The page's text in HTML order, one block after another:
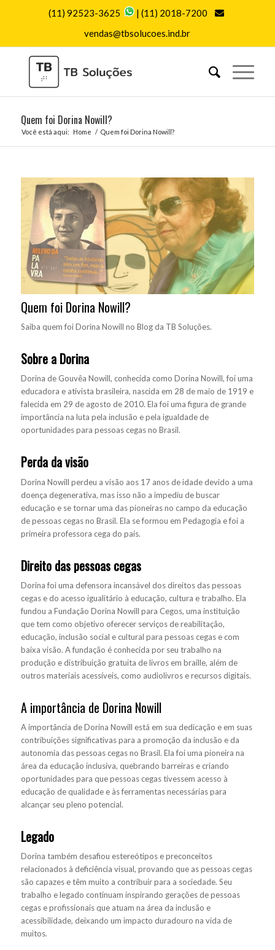
(11) 92523-3625 |(11) 2018-7200
vendas@tbsolucoes.ind.br
Quem foi Dorina Nowill?
Você está aqui: Home / Quem foi Dorina Nowill?
Quem foi Dorina Nowill?
Saiba quem foi Dorina Nowill no Blog da TB Soluções.
Sobre a Dorina
Dorina de Gouvêa Nowill, conhecida como Dorina Nowill, foi uma
educadora e ativista brasileira, nascida em 28 de maio de 1919 e
falecida em 29 de agosto de 2010. Ela foi uma figura de grande
importância na luta pela inclusão e pela igualdade de
oportunidades para pessoas cegas no Brasil.
Perda da visão
Dorina Nowill perdeu a visão aos 17 anos de idade devido a uma
doença degenerativa, mas isso não a impediu de buscar
educação e se tornar uma das pioneiras no campo da educação
de pessoas cegas no Brasil. Ela se formou em Pedagogia e foi a
primeira professora cega do país.
Direito das pessoas cegas
Dorina foi uma defensora incansável dos direitos das pessoas
cegas e do acesso igualitário à educação, cultura e trabalho. Ela
fundou a Fundação Dorina Nowill para Cegos, uma instituição
que tem como objetivo oferecer serviços de reabilitação,
educação, inclusão social e cultural para pessoas cegas e com
baixa visão. A fundação é conhecida por seu trabalho na
produção e distribuição gratuita de livros em braille, além de
outros materiais acessíveis, como audiolivros e recursos digitais.
A importância de Dorina Nowill
A importância de Dorina Nowill está em sua dedicação e em suas
contribuições significativas para a promoção da inclusão e da
autonomia das pessoas cegas no Brasil. Ela foi uma pioneira na
área da educação inclusiva, quebrando barreiras e criando
oportunidades para que pessoas cegas tivessem acesso à
educação de qualidade e às ferramentas necessárias para
alcançar seu pleno potencial.
Legado
Dorina também desafiou estereótipos e preconceitos
relacionados à deficiência visual, provando que as pessoas cegas
são capazes e têm muito a contribuir para a sociedade. Seu
trabalho e legado continuam inspirando gerações de pessoas
cegas e profissionais que atuam na área da inclusão e
acessibilidade, deixando um impacto duradouro na vida de
muitos.